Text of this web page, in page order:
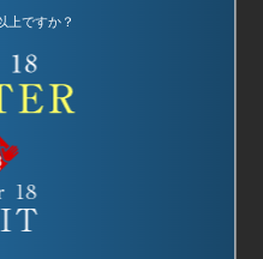
上ですか？